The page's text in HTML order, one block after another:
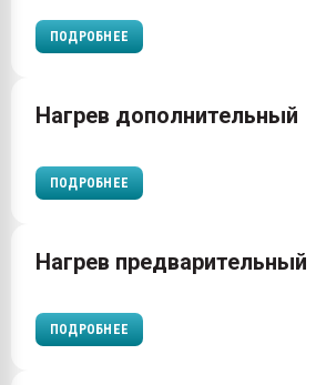
ПОДРОБНЕЕ
Нагрев дополнительный
ПОДРОБНЕЕ
Нагрев предварительный
ПОДРОБНЕЕ